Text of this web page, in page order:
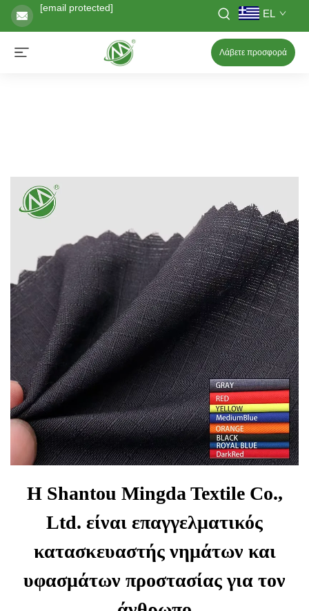
[email protected] EL
Λάβετε προσφορά
Η Shantou Mingda Textile Co.,
Ltd. είναι επαγγελματικός
κατασκευαστής νημάτων και
υφασμάτων προστασίας για τον